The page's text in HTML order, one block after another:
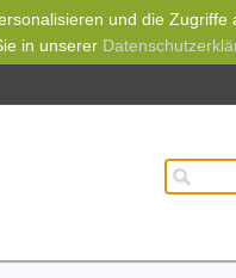
und die
in unserer